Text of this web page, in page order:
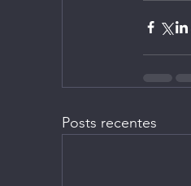
Posts recentes